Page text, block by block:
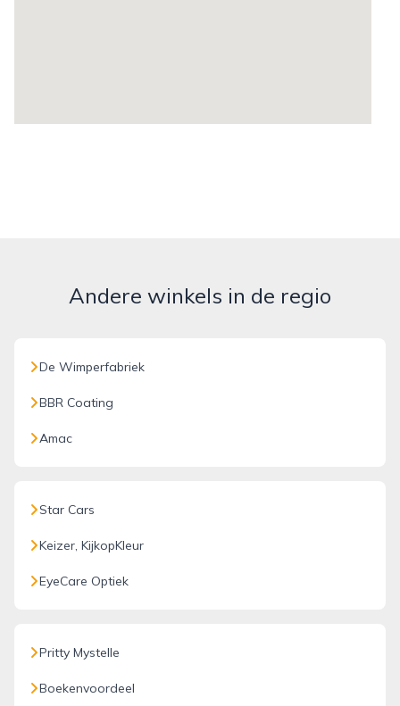
Andere winkels in de regio
De Wimperfabriek
BBR Coating
Amac
Star Cars
Keizer, KijkopKleur
EyeCare Optiek
Pritty Mystelle
Boekenvoordeel